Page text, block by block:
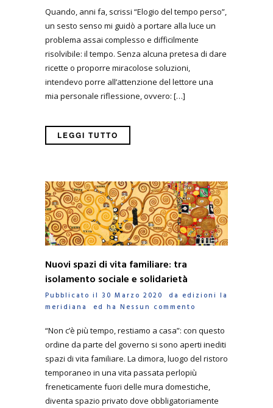
Quando, anni fa, scrissi “Elogio del tempo perso”,
un sesto senso mi guidò a portare alla luce un
problema assai complesso e difficilmente
risolvibile: il tempo. Senza alcuna pretesa di dare
ricette o proporre miracolose soluzioni,
intendevo porre all’attenzione del lettore una
mia personale riflessione, ovvero: […]
LEGGI TUTTO
Nuovi spazi di vita familiare: tra
isolamento sociale e solidarietà
Pubblicato il 30 Marzo 2020 da edizioni la
meridiana
ed ha Nessun commento
“Non c’è più tempo, restiamo a casa”: con questo
ordine da parte del governo si sono aperti inediti
spazi di vita familiare. La dimora, luogo del ristoro
temporaneo in una vita passata perlopiù
freneticamente fuori delle mura domestiche,
diventa spazio privato dove obbligatoriamente